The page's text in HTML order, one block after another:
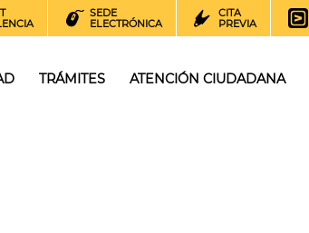
SEDE
ELECTRÓNICA
CITA
PREVIA
TRÁMITES ATENCIÓN CIUDADANA